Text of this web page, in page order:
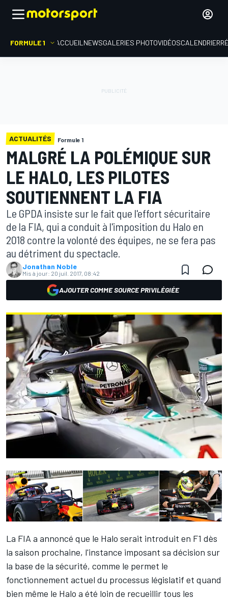
FORMULE 1 ACCUEIL NEWSGALERIES PHOTOVIDÉOSCALENDRIER
ACTUALITÉS Formule 1
MALGRÉ LA POLÉMIQUE SUR
LE HALO, LES PILOTES
SOUTIENNENT LA FIA
Le GPDA insiste sur le fait que l'effort sécuritaire
de la FIA, qui a conduit à l'imposition du Halo en
2018 contre la volonté des équipes, ne se fera pas
au détriment du spectacle.
Jonathan Noble
Mis à jour: 20 juil. 2017, 08:42
AJOUTER COMME SOURCE PRIVILÉGIÉE
La FIA a annoncé que le Halo serait introduit en F1 dès
la saison prochaine, l'instance imposant sa décision sur
la base de la sécurité, comme le permet le
fonctionnement actuel du processus législatif et quand
bien même le Halo a été loin de recueillir tous les